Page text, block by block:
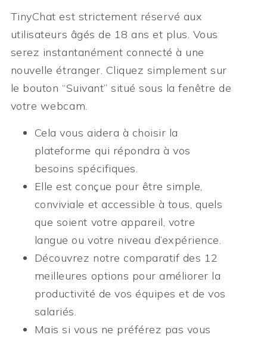
TinyChat est strictement réservé aux
utilisateurs âgés de 18 ans et plus. Vous
serez instantanément connecté à une
nouvelle étranger. Cliquez simplement sur
le bouton “Suivant” situé sous la fenêtre de
votre webcam.
Cela vous aidera à choisir la
plateforme qui répondra à vos
besoins spécifiques.
Elle est conçue pour être simple,
conviviale et accessible à tous, quels
que soient votre appareil, votre
langue ou votre niveau d’expérience.
Découvrez notre comparatif des 12
meilleures options pour améliorer la
productivité de vos équipes et de vos
salariés.
Mais si vous ne préférez pas vous